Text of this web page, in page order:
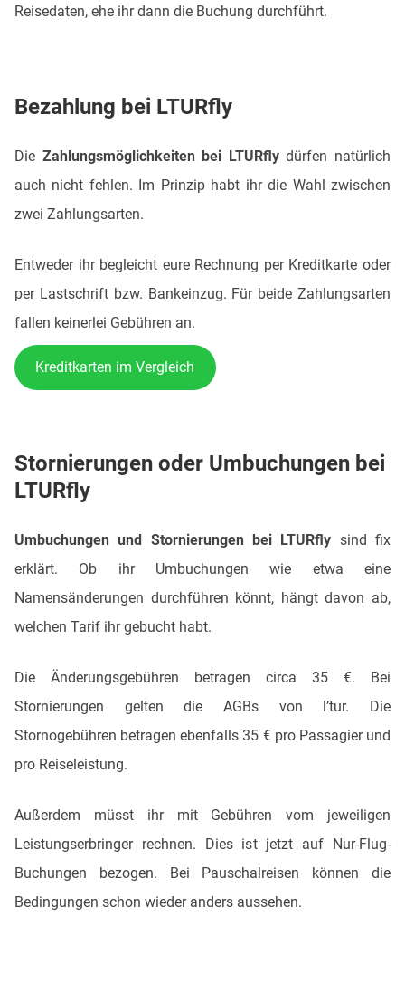
Reisedaten, ehe ihr dann die Buchung durchführt.
Bezahlung bei LTURfly
Die Zahlungsmöglichkeiten bei LTURflydürfen natürlich
auch nicht fehlen. Im Prinzip habt ihr die Wahl zwischen
zwei Zahlungsarten.
Entweder ihr begleicht eure Rechnung per Kreditkarte oder
per Lastschrift bzw. Bankeinzug. Für beide Zahlungsarten
fallen keinerlei Gebühren an.
Kreditkarten im Vergleich
Stornierungen oder Umbuchungen bei
LTURfly
Umbuchungen und Stornierungen bei LTURfly sind fix
erklärt. Ob ihr Umbuchungen wie etwa eine
Namensänderungen durchführen könnt, hängt davon ab,
welchen Tarif ihr gebucht habt.
Die Änderungsgebühren betragen circa 35 €. Bei
Stornierungen gelten die AGBs von l’tur. Die
Stornogebühren betragen ebenfalls 35 € pro Passagier und
pro Reiseleistung.
Außerdem müsst ihr mit Gebühren vom jeweiligen
Leistungserbringer rechnen. Dies ist jetzt auf Nur-Flug-
Buchungen bezogen. Bei Pauschalreisen können die
Bedingungen schon wieder anders aussehen.